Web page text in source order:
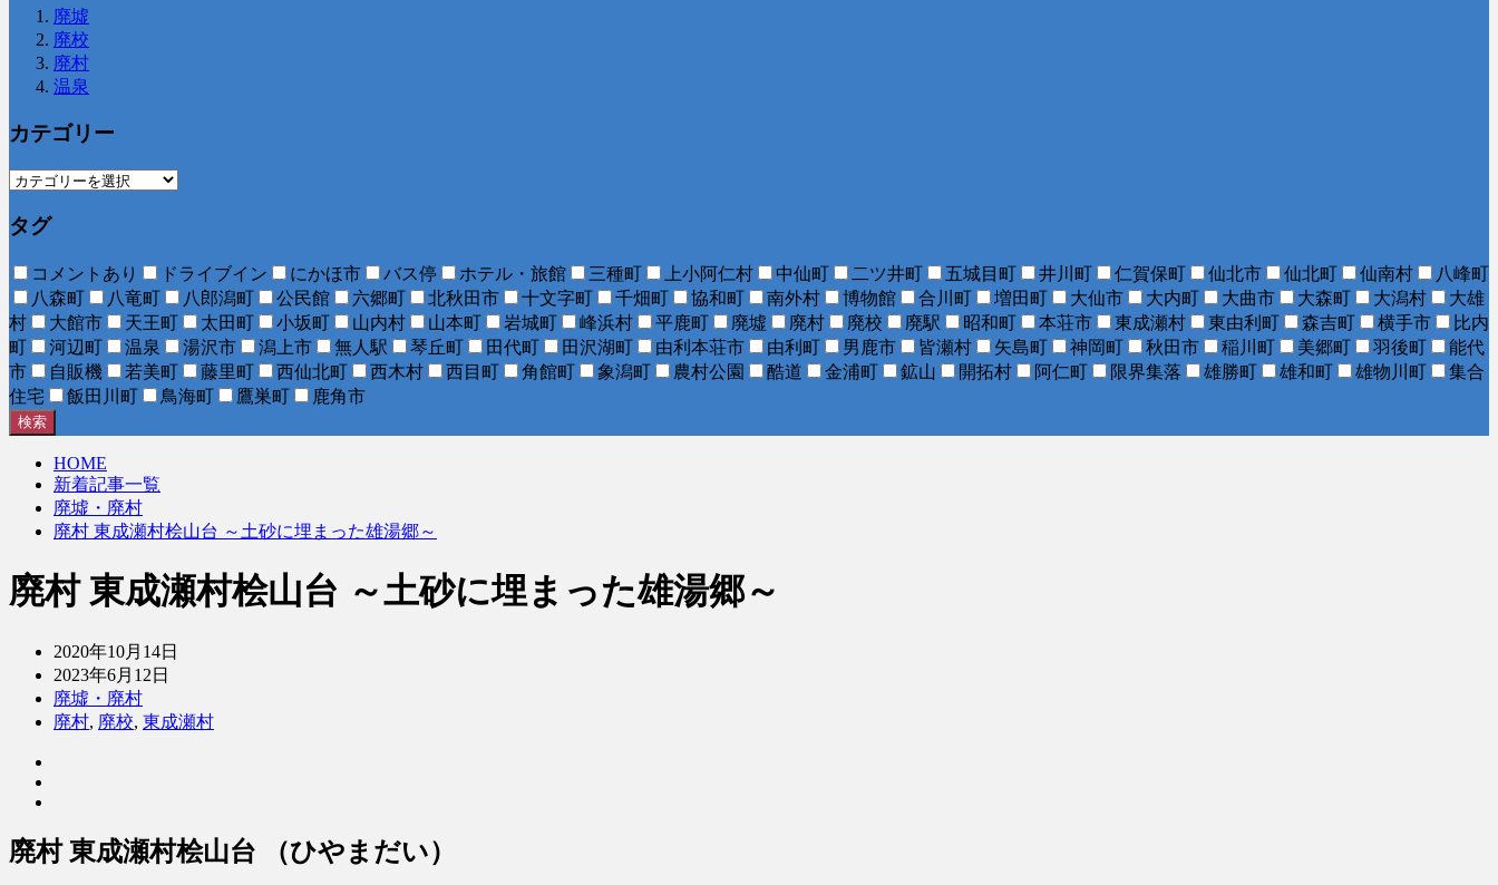
廃墟
廃校
廃村
温泉
カテゴリー
タグ
コメントあり ドライブイン にかほ市 バス停 ホテル・旅館 三種町 上小阿仁村 中仙町 二ツ井町 五城目町 井川町 仁賀保町 仙北市 仙北町 仙南村
八峰町
八森町
八竜町 八郎潟町 公民館 六郷町 北秋田市 十文字町 千畑町 協和町 南外村 博物館 合川町 増田町 大仙市 大内町 大曲市 大森町 大潟村
大雄
村
大館市 天王町 太田町 小坂町 山内村 山本町 岩城町 峰浜村 平鹿町 廃墟 廃村 廃校 廃駅 昭和町 本荘市 東成瀬村 東由利町 森吉町 横手市
比内
町
河辺町 温泉 湯沢市 潟上市 無人駅 琴丘町 田代町 田沢湖町 由利本荘市 由利町 男鹿市 皆瀬村 矢島町 神岡町 秋田市 稲川町 美郷町 羽後町
能代
市
自販機 若美町 藤里町 西仙北町 西木村 西目町 角館町 象潟町 農村公園 酷道 金浦町 鉱山 開拓村 阿仁町 限界集落 雄勝町 雄和町 雄物川町
集合
住宅
飯田川町 鳥海町 鷹巣町 鹿角市
検索
HOME
新着記事一覧
廃墟・廃村
廃村 東成瀬村桧山台 ～土砂に埋まった雄湯郷～
廃村 東成瀬村桧山台 ～土砂に埋まった雄湯郷～
2020年10月14日
2023年6月12日
廃墟・廃村
廃村, 廃校, 東成瀬村
廃村 東成瀬村桧山台 （ひやまだい）